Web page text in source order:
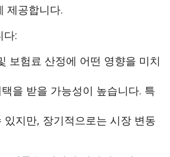
제공합니다.
다:
보험료 산정에 어떤 영향을 미치
을 받을 가능성이 높습니다. 특
지만, 장기적으로는 시장 변동